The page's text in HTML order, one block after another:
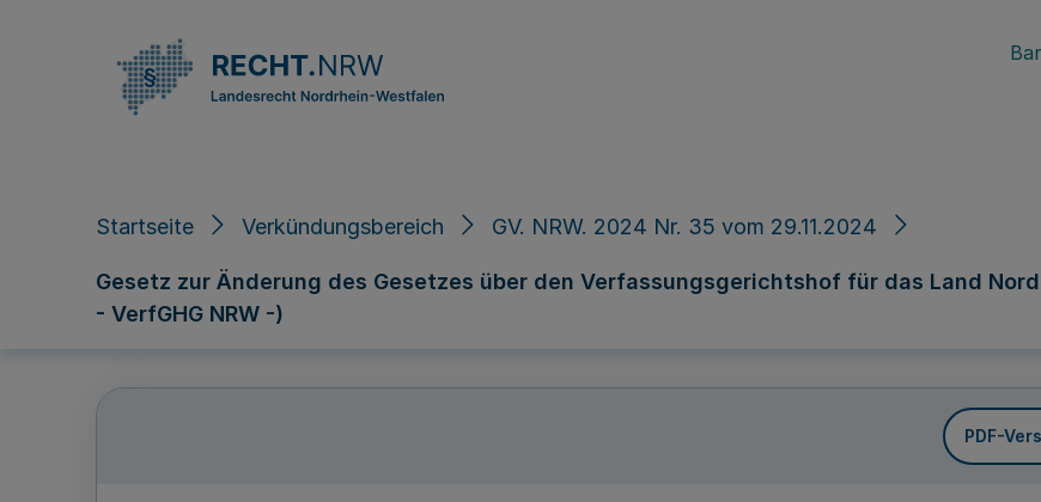
Startseite Verkündungsbereich GV. NRW. 2024 Nr. 35 vom 29.11.2024
Gesetz zur Änderung des Gesetzes über den Verfassungsgerichtshof für das Land
- VerfGHG NRW -)
PDF-